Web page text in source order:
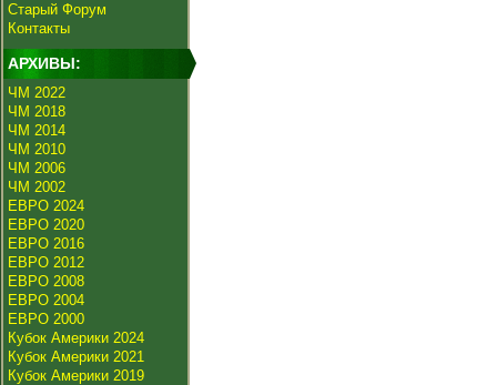
Старый Форум
Контакты
АРХИВЫ:
ЧМ 2022
ЧМ 2018
ЧМ 2014
ЧМ 2010
ЧМ 2006
ЧМ 2002
ЕВРО 2024
ЕВРО 2020
ЕВРО 2016
ЕВРО 2012
ЕВРО 2008
ЕВРО 2004
ЕВРО 2000
Кубок Америки 2024
Кубок Америки 2021
Кубок Америки 2019